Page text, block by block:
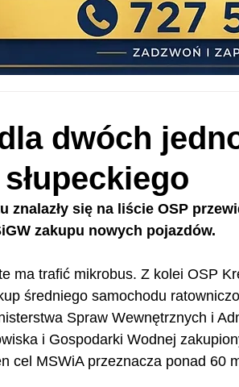
dwóch
znalazły się na liście OSP
zakupu nowych pojazdów.
ma trafić mikrobus. Z kolei OSP
średniego samochodu
Spraw Wewnętrznych i
i Gospodarki Wodnej
cel MSWiA przeznacza ponad 60